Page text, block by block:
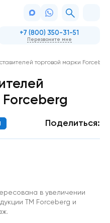
+7 (800) 350-31-51
Перезвоните мне
торговой марки
Поделиться:
в увеличении
ТМ Forceberg и